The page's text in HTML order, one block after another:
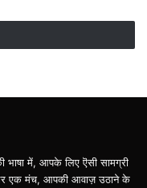
में, आपके लिए ऎसी सामग्री
एक मंच, आपकी आवाज़ उठाने के